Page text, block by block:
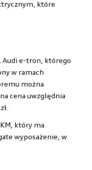
które
Audi e-tron , którego
w ramach
można
cena uwzględnia
który ma
wyposażenie, w